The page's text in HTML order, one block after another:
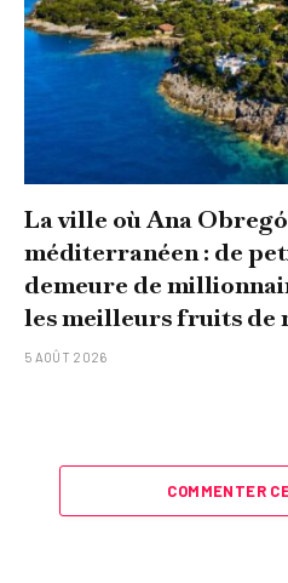
La ville où Ana
méditerranéen : de
demeure de
les meilleurs fruits de
5 AOÛT 2026
COMMENTER